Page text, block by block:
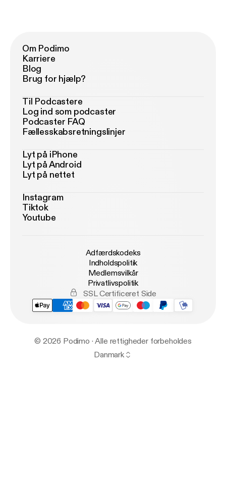
Om Podimo
Karriere
Blog
Brug for hjælp?
Til Podcastere
Log ind som podcaster
Podcaster FAQ
Fællesskabsretningslinjer
Lyt på iPhone
Lyt på Android
Lyt på nettet
Instagram
Tiktok
Youtube
Adfærdskodeks
Indholdspolitik
Medlemsvilkår
Privatlivspolitik
SSL Certificeret Side
© 2026 Podimo · Alle rettigheder forbeholdes
Danmark